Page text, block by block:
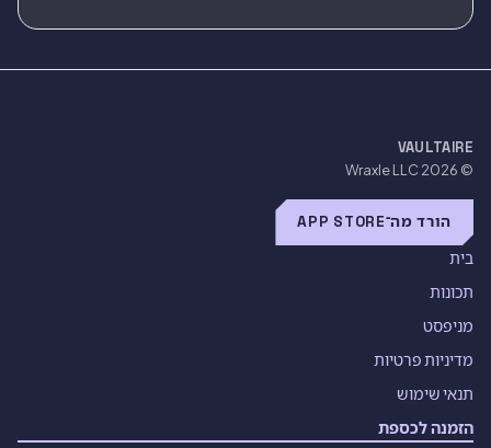
VAULTAIRE
© 2026
Wraxle LLC
הורד מה־APP STORE
בית
תכונות
מניפסט
מדיניות פרטיות
תנאי שימוש
הזמנה לכספת